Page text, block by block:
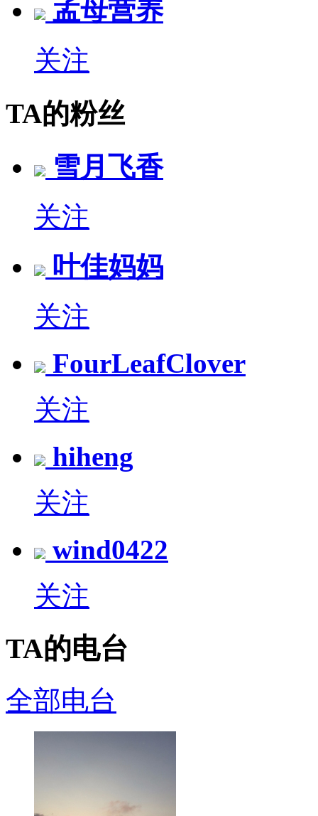
孟母营养
关注
TA的粉丝
雪月飞香
关注
叶佳妈妈
关注
FourLeafClover
关注
hiheng
关注
wind0422
关注
TA的电台
全部电台